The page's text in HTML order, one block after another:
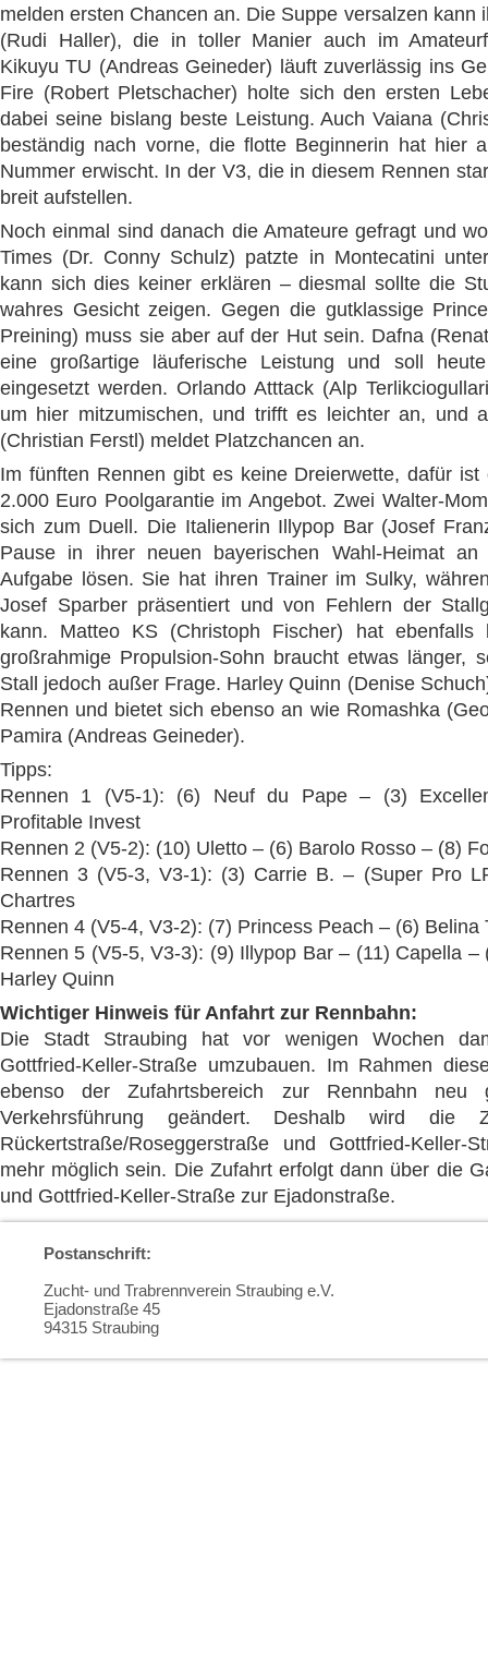
melden ersten Chancen an. Die Suppe versalzen kann
(Rudi Haller), die in toller Manier auch im
Kikuyu TU (Andreas Geineder) läuft zuverlässig ins
Fire (Robert Pletschacher) holte sich den ersten
dabei seine bislang beste Leistung. Auch Vaiana
beständig nach vorne, die flotte Beginnerin hat hier
Nummer erwischt. In der V3, die in diesem Rennen
breit aufstellen.
Noch einmal sind danach die Amateure gefragt und
Times (Dr. Conny Schulz) patzte in Montecatini
kann sich dies keiner erklären – diesmal sollte die
wahres Gesicht zeigen. Gegen die gutklassige
Preining) muss sie aber auf der Hut sein. Dafna
eine großartige läuferische Leistung und soll
eingesetzt werden. Orlando Atttack (Alp
um hier mitzumischen, und trifft es leichter an, und
(Christian Ferstl) meldet Platzchancen an.
Im fünften Rennen gibt es keine Dreierwette, dafür ist
2.000 Euro Poolgarantie im Angebot. Zwei Walter-
sich zum Duell. Die Italienerin Illypop Bar (Josef
Pause in ihrer neuen bayerischen Wahl-Heimat
Aufgabe lösen. Sie hat ihren Trainer im Sulky,
Josef Sparber präsentiert und von Fehlern der
kann. Matteo KS (Christoph Fischer) hat ebenfalls
großrahmige Propulsion-Sohn braucht etwas länger,
Stall jedoch außer Frage. Harley Quinn (Denise
Rennen und bietet sich ebenso an wie Romashka
Pamira (Andreas Geineder).
Tipps:
Rennen 1 (V5-1): (6) Neuf du Pape – (3)
Profitable Invest
Rennen 2 (V5-2): (10) Uletto – (6) Barolo Rosso – (8)
Rennen 3 (V5-3, V3-1): (3) Carrie B. – (Super Pro
Chartres
Rennen 4 (V5-4, V3-2): (7) Princess Peach – (6) Belina
Rennen 5 (V5-5, V3-3): (9) Illypop Bar – (11) Capella –
Harley Quinn
Wichtiger Hinweis für Anfahrt zur Rennbahn:
Die Stadt Straubing hat vor wenigen Wochen
Gottfried-Keller-Straße umzubauen. Im Rahmen
ebenso der Zufahrtsbereich zur Rennbahn neu
Verkehrsführung geändert. Deshalb wird die
Rückertstraße/Roseggerstraße und Gottfried-Keller-
mehr möglich sein. Die Zufahrt erfolgt dann über die
und Gottfried-Keller-Straße zur Ejadonstraße.
Postanschrift:
Zucht- und Trabrennverein Straubing e.V.
Ejadonstraße 45
94315 Straubing